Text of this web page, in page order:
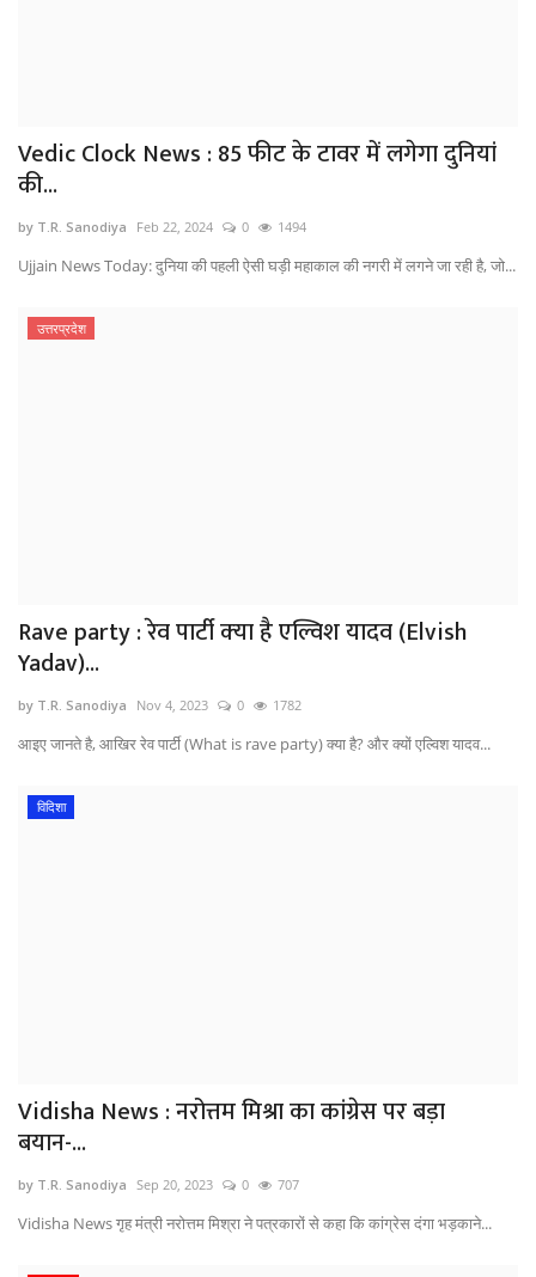
Vedic Clock News : 85 फीट के टावर में लगेगा दुनियां
की...
by T.R. Sanodiya Feb 22, 2024 0 1494
Ujjain News Today: दुनिया की पहली ऐसी घड़ी महाकाल की नगरी में लगने जा रही है, जो...
उत्तरप्रदेश
Rave party : रेव पार्टी क्‍या है एल्विश यादव (Elvish
Yadav)...
by T.R. Sanodiya Nov 4, 2023 0 1782
आइए जानते है, आखिर रेव पार्टी (What is rave party) क्‍या है? और क्यों एल्विश यादव...
विदिशा
Vidisha News : नरोत्तम मिश्रा का कांग्रेस पर बड़ा
बयान-...
by T.R. Sanodiya Sep 20, 2023 0 707
Vidisha News गृह मंत्री नरोत्तम मिश्रा ने पत्रकारों से कहा कि कांग्रेस दंगा भड़काने...